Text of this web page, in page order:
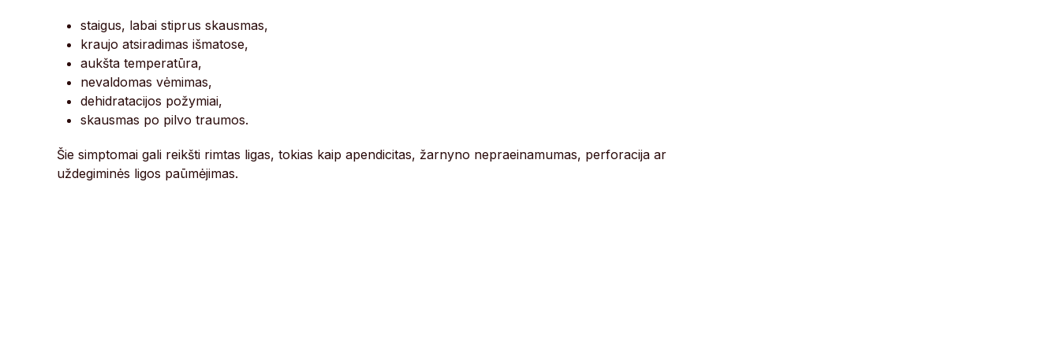
staigus, labai stiprus skausmas,
kraujo atsiradimas išmatose,
aukšta temperatūra,
nevaldomas vėmimas,
dehidratacijos požymiai,
skausmas po pilvo traumos.
Šie simptomai gali reikšti rimtas ligas, tokias kaip apendicitas, žarnyno nepraeinamumas, perforacija ar
uždegiminės ligos paūmėjimas.